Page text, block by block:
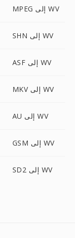
MPEG إلى WV
SHN إلى WV
ASF إلى WV
MKV إلى WV
AU إلى WV
GSM إلى WV
SD2 إلى WV